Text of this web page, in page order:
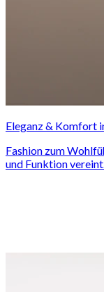
Eleganz & Komfort
Fashion zum
und Funktion